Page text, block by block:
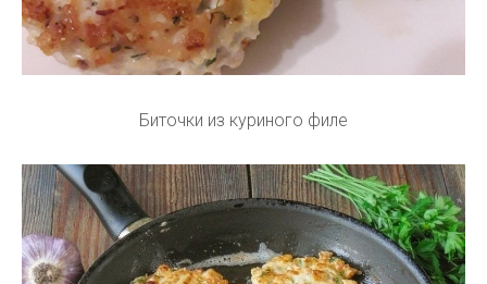
Биточки из куриного филе